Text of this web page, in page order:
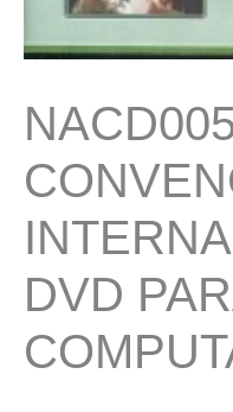
DVD